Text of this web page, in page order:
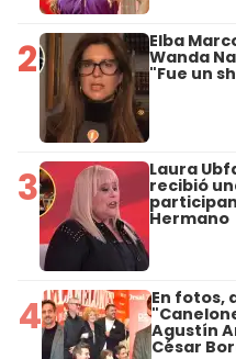
2 Elba
Wanda
"Fue un
3 Laura
recibió
Hermano
4 En fotos,
Agustín
César